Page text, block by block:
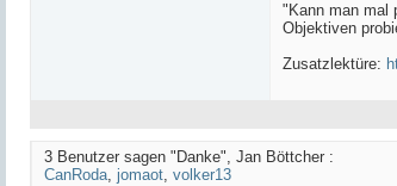
"Kann man mal
Objektiven
Zusatzlektüre:
3 Benutzer sagen "Danke", Jan Böttcher :
CanRoda, jomaot, volker13